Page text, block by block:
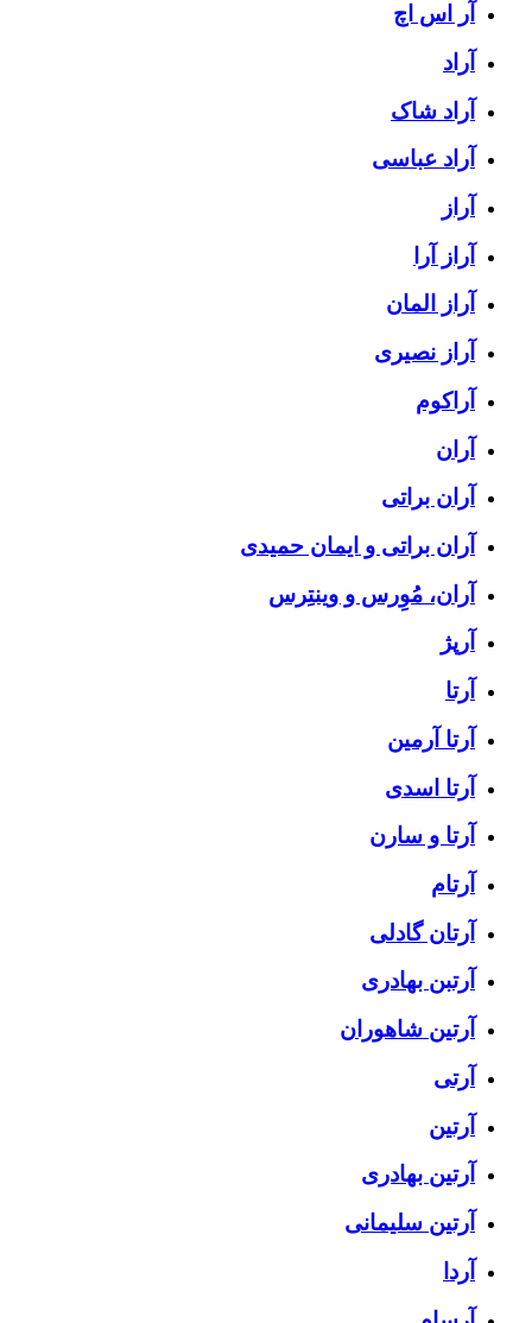
آر اس اچ
آراد
آراد شاک
آراد عباسی
آراز
آراز آرا
آراز المان
آراز نصیری
آراکوم
آران
آران براتی
آران براتی و ایمان حمیدی
آران، مُوِرس و وینتِرس
آرپژ
آرتا
آرتا آرمین
آرتا اسدی
آرتا و سارن
آرتام
آرتان گادلی
آرتبن بهادری
آرتين شاهوران
آرتی
آرتین
آرتین بهادری
آرتین سلیمانی
آردا